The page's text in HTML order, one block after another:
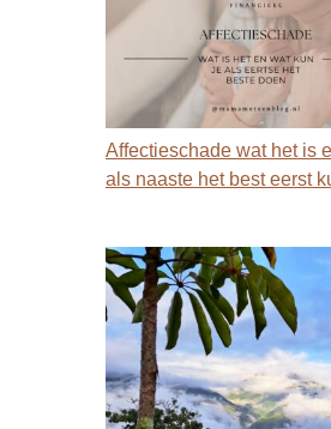
Affectieschade wat het is
als naaste het best eerst